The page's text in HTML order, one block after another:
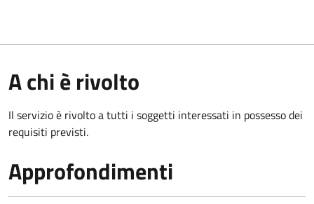
A chi è rivolto
Il servizio è rivolto a tutti i soggetti interessati in possesso dei
requisiti previsti.
Approfondimenti